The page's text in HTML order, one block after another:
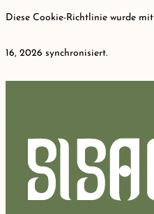
Diese Cookie-Richtlinie wurde mit
16, 2026 synchronisiert.